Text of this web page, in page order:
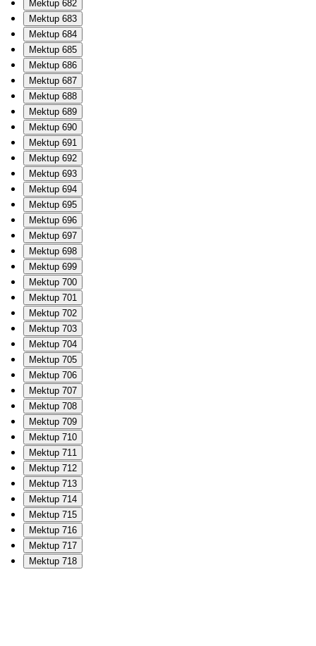
Mektup 682
Mektup 683
Mektup 684
Mektup 685
Mektup 686
Mektup 687
Mektup 688
Mektup 689
Mektup 690
Mektup 691
Mektup 692
Mektup 693
Mektup 694
Mektup 695
Mektup 696
Mektup 697
Mektup 698
Mektup 699
Mektup 700
Mektup 701
Mektup 702
Mektup 703
Mektup 704
Mektup 705
Mektup 706
Mektup 707
Mektup 708
Mektup 709
Mektup 710
Mektup 711
Mektup 712
Mektup 713
Mektup 714
Mektup 715
Mektup 716
Mektup 717
Mektup 718